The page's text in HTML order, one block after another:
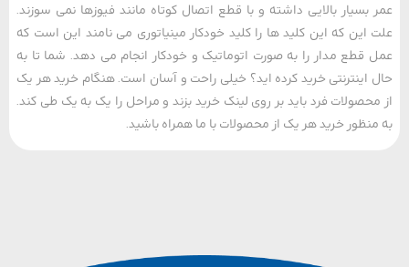
بالایی داشته و با قطع اتصال کوتاه مانند فیوزها نمی‌ سوزند.
که این کلید ها را کلید خودکار مینیاتوری می نامند این است که
قطع مدار را به صورت اتوماتیک و خودکار انجام می دهد. شما تا به
خرید کرده اید؟ خیلی راحت و آسان است. هنگام خرید هر یک
فرد باید بر روی لینک خرید بزند و مراحل را یک به یک طی کند.
خرید هر یک از محصولات با ما همراه باشید.